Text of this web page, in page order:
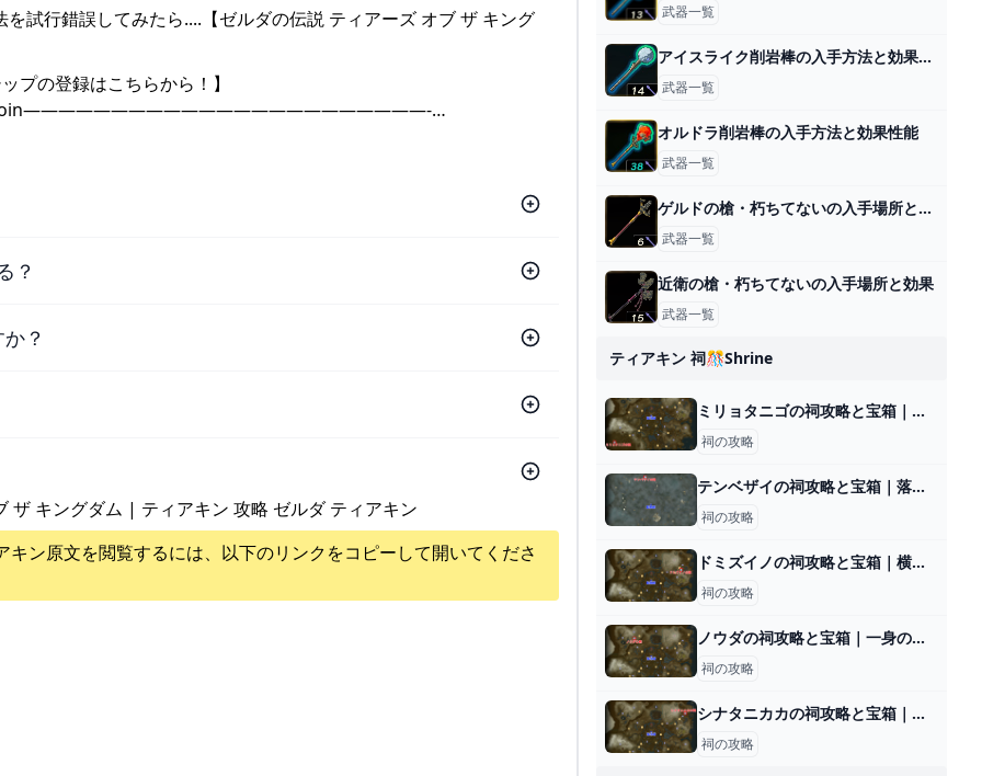
プの登録はこちらから！】
join———————————————————————-…
？
？
キングダム | ティアキン 攻略 ゼルダ ティアキン
キン原文を閲覧するには、以下のリンクをコピーして開いてくださ
武器一覧
アイスライク削岩棒の入手方法と効果性能
武器一覧
オルドラ削岩棒の入手方法と効果性能
武器一覧
ゲルドの槍・朽ちてないの入手場所と効果
武器一覧
近衛の槍・朽ちてないの入手場所と効果
武器一覧
ティアキン 祠🎊shrine
ミリョタニゴの祠攻略と宝箱｜一身の戦い 回避
祠の攻略
テンベザイの祠攻略と宝箱｜落下速度
祠の攻略
ドミズイノの祠攻略と宝箱｜横たわる通り道
祠の攻略
ノウダの祠攻略と宝箱｜一身の戦い 中等
祠の攻略
シナタニカカの祠攻略と宝箱｜難しい時の対処法
祠の攻略